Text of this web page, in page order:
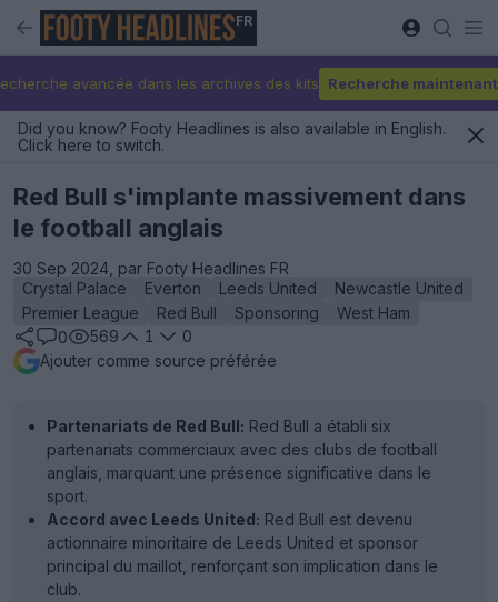
FR
avancée dans les archives des kits Recherche maintenant
Did you know? Footy Headlines is also available in English.
Click here to switch.
Red Bull s'implante massivement dans
le football anglais
30 Sep 2024, par Footy Headlines FR
Crystal Palace
Everton Leeds United
Newcastle United
Premier League
Red Bull Sponsoring
West Ham
0
569 1
0
Ajouter comme source préférée
Partenariats de Red Bull: Red Bull a établi six
partenariats commerciaux avec des clubs de football
anglais, marquant une présence significative dans le
sport.
Accord avec Leeds United: Red Bull est devenu
actionnaire minoritaire de Leeds United et sponsor
principal du maillot, renforçant son implication dans le
club.